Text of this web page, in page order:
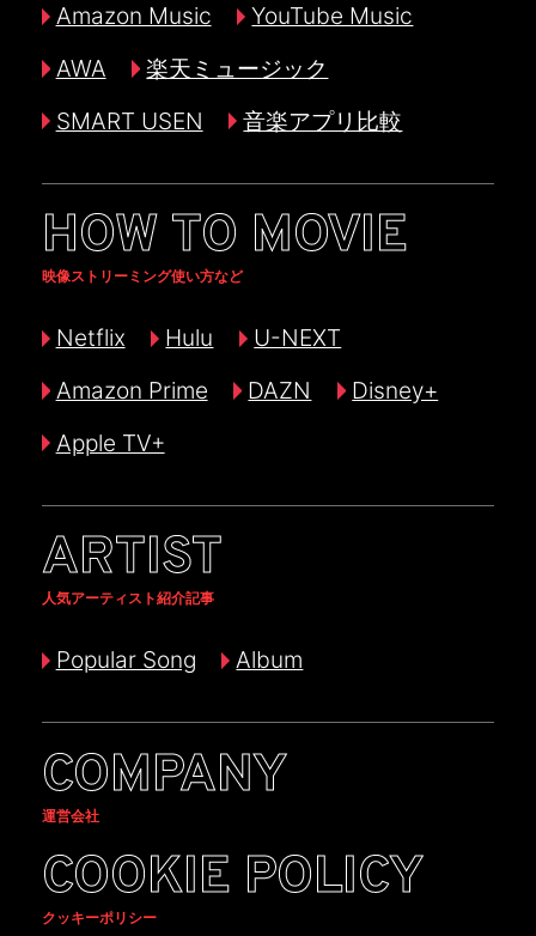
Amazon Music
YouTube Music
AWA
楽天ミュージック
SMART USEN
音楽アプリ比較
HOW TO MOVIE
映像ストリーミング使い方など
Netflix Hulu
U-NEXT
Amazon Prime
DAZN
Disney+
Apple TV+
ARTIST
人気アーティスト紹介記事
Popular Song Album
COMPANY
運営会社
COOKIE POLICY
クッキーポリシー